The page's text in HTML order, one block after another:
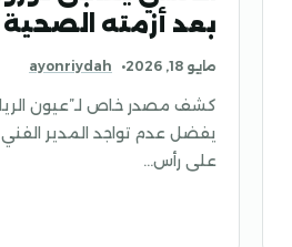
بعد أزمته الصحية
مايو 18, 2026 ayonriydah
كشف مصدر خاص لـ”عيون
يفضل عدم تواجد المدير
على رأس…